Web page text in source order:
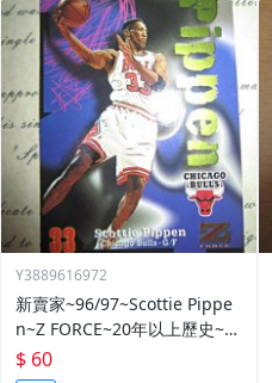
Y3889616972
新賣家~96/97~Scottie Pippe
n~Z FORCE~20年以上歷史~無
限量~
$ 60